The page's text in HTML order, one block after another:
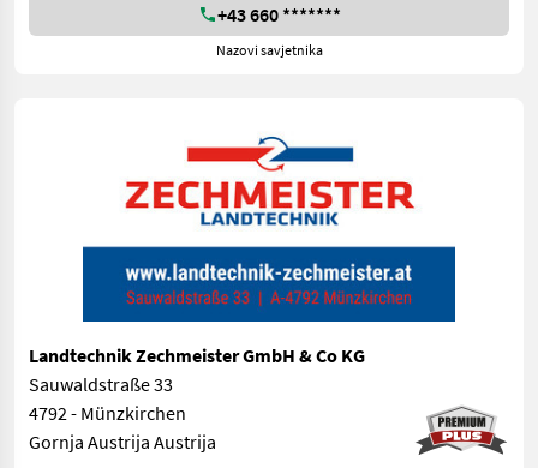
+43 660 *******
Nazovi savjetnika
Landtechnik Zechmeister GmbH & Co KG
Sauwaldstraße 33
4792 - Münzkirchen
Gornja Austrija Austrija